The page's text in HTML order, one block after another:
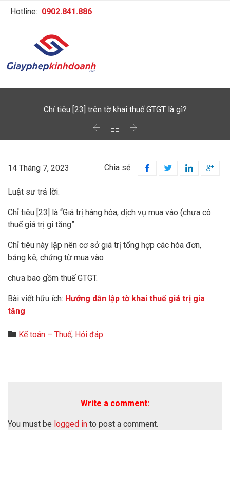
Hotline: 0902.841.886
Chỉ tiêu [23] trên tờ khai thuế GTGT là gì?
  
14 Tháng 7, 2023 Chia sẻ    
Luật sư trả lời:
Chỉ tiêu [23] là “Giá trị hàng hóa, dịch vụ mua vào (chưa có
thuế giá trị gi tăng”.
Chỉ tiêu này lập nên cơ sở giá trị tổng hợp các hóa đơn,
bảng kê, chứng từ mua vào
chưa bao gồm thuế GTGT.
Bài viết hữu ích: Hướng dẫn lập tờ khai thuế giá trị gia
tăng
 Category
Kế toán – Thuế, Hỏi đáp
Write a comment:
You must be logged in to post a comment.